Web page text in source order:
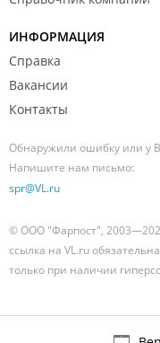
ИНФОРМАЦИЯ
Справка
Вакансии
Контакты
Обнаружили ошибку или у
Напишите нам письмо:
spr@VL.ru
© ООО "Фарпост",
ссылка на VL.ru
только при наличии